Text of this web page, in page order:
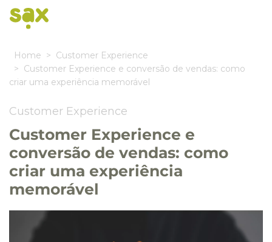
Home
Customer Experience
Customer Experience e conversão de vendas: como
criar uma experiência memorável
Customer Experience
Customer Experience e
conversão de vendas: como
criar uma experiência
memorável